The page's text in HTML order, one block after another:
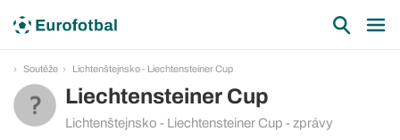
Soutěže Lichtenštejnsko - Liechtensteiner Cup
Liechtensteiner Cup
Lichtenštejnsko - Liechtensteiner Cup - zprávy